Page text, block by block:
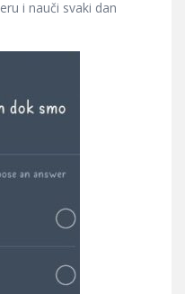
i nauči svaki dan